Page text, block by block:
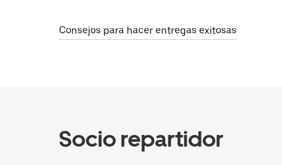
Consejos para hacer entregas exitosas
Socio repartidor